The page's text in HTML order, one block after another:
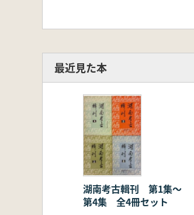
最近見た本
湖南考古輯刊 第1集〜
第4集 全4冊セット